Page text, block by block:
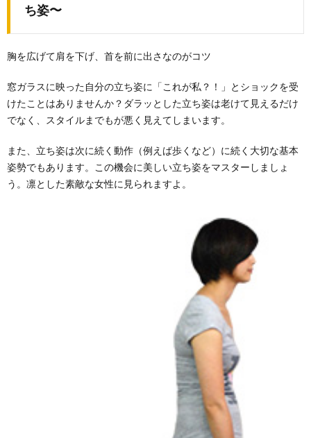
ち姿〜
胸を広げて肩を下げ、首を前に出さなのがコツ
窓ガラスに映った自分の立ち姿に「これが私？！」とショックを受
けたことはありませんか？ダラッとした立ち姿は老けて見えるだけ
でなく、スタイルまでもが悪く見えてしまいます。
また、立ち姿は次に続く動作（例えば歩くなど）に続く大切な基本
姿勢でもあります。この機会に美しい立ち姿をマスターしましょ
う。凛とした素敵な女性に見られますよ。